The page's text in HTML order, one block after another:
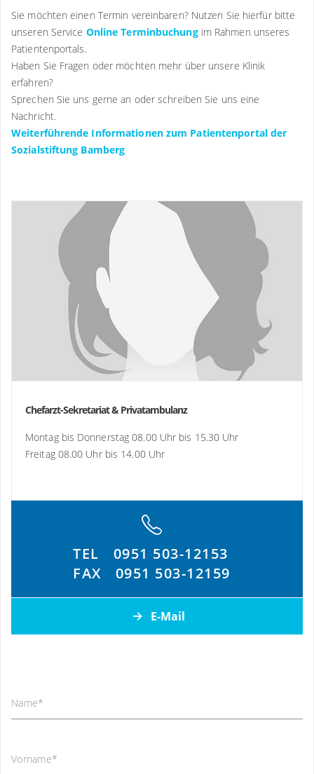
Brust- oder Eingeweide-Schlagadern werden heutzutage
maßgefertigte Stents hergestellt und implantiert.
Sie möchten einen Termin vereinbaren? Nutzen Sie hierfür bitte
unseren Service Online Terminbuchungim Rahmen unseres
Patientenportals.
Haben Sie Fragen oder möchten mehr über unsere Klinik
erfahren?
Sprechen Sie uns gerne an oder schreiben Sie uns eine
Nachricht.
Weiterführende Informationen zum Patientenportal der
Sozialstiftung Bamberg
Chefarzt-Sekretariat & Privatambulanz
Montag bis Donnerstag 08.00 Uhr bis 15.30 Uhr
Freitag 08.00 Uhr bis 14.00 Uhr
TEL
0951 503-12153
FAX
0951 503-12159
E-Mail
Name*
Vorname*